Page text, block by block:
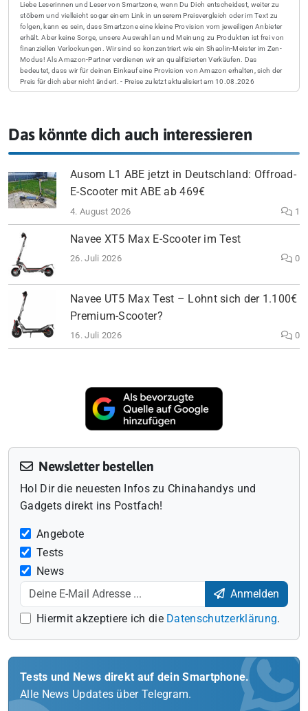
Liebe Leserinnen und Leser von Smartzone, wenn Du Dich entscheidest, weiter zu
stöbern und vielleicht sogar einem Link in unserem Preisvergleich oder im Text zu
folgen, kann es sein, dass Smartzone eine kleine Provision vom jeweiligen Anbieter
erhält. Aber keine Sorge, unsere Auswahl an und Meinung zu Produkten ist frei von
finanziellen Verlockungen. Wir sind so konzentriert wie ein Shaolin-Meister im Zen-
Modus! Als Amazon-Partner verdienen wir an qualifizierten Verkäufen. Das
bedeutet, dass wir für deinen Einkauf eine Provision von Amazon erhalten, sich der
Preis für dich aber nicht ändert. - Preise zuletzt aktualisiert am 10.08.2026
Das könnte dich auch interessieren
Ausom L1 ABE jetzt in Deutschland: Offroad-
E-Scooter mit ABE ab 469€
4. August 2026 1
Navee XT5 Max E-Scooter im Test
26. Juli 2026 0
Navee UT5 Max Test – Lohnt sich der 1.100€
Premium-Scooter?
16. Juli 2026 0
Newsletter bestellen
Hol Dir die neuesten Infos zu Chinahandys und
Gadgets direkt ins Postfach!
Angebote
Tests
News
Anmelden
Hiermit akzeptiere ich die Datenschutzerklärung.
Tests und News direkt auf dein Smartphone.
Alle News Updates über Telegram.